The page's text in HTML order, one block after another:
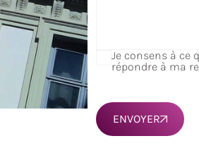
Je consens à ce
répondre à ma
ENVOYER